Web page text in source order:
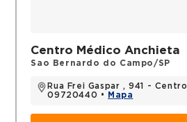
Centro Médico Anchieta
Sao Bernardo do Campo/SP
Rua Frei Gaspar , 941 -
09720440 •
Mapa